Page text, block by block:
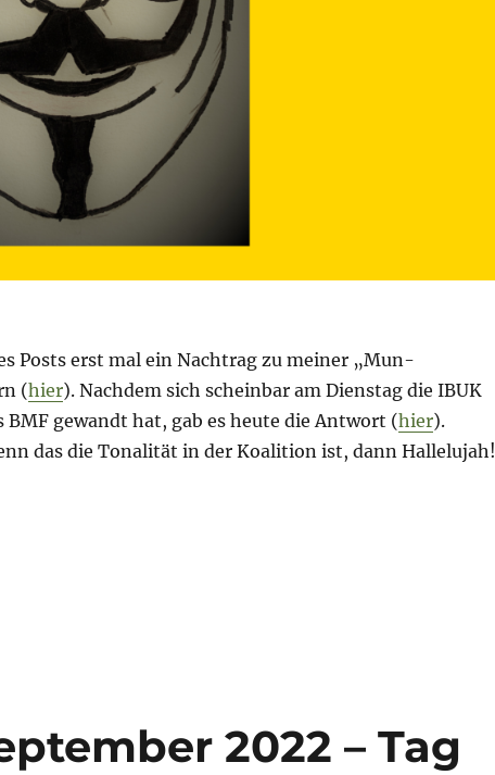
Posts erst mal ein Nachtrag zu meiner „Mun-
(hier). Nachdem sich scheinbar am Dienstag die IBUK
BMF gewandt hat, gab es heute die Antwort (hier).
das die Tonalität in der Koalition ist, dann Hallelujah!
2022 – Tag